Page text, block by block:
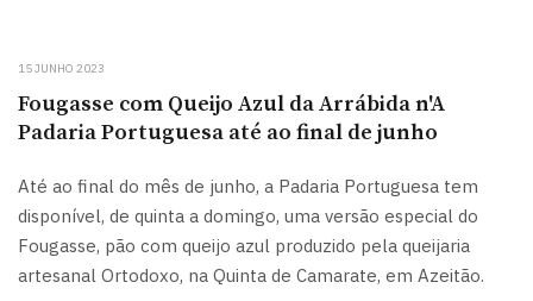
15 JUNHO 2023
Fougasse com Queijo Azul da Arrábida n'A
Padaria Portuguesa até ao final de junho
Até ao final do mês de junho, a Padaria Portuguesa tem
disponível, de quinta a domingo, uma versão especial do
Fougasse, pão com queijo azul produzido pela queijaria
artesanal Ortodoxo, na Quinta de Camarate, em Azeitão.